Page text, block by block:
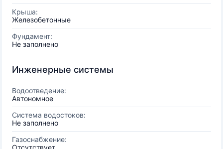
Крыша:
Железобетонные
Фундамент:
Не заполнено
Инженерные системы
Водоотведение:
Автономное
Система водостоков:
Не заполнено
Газоснабжение:
Отсутствует